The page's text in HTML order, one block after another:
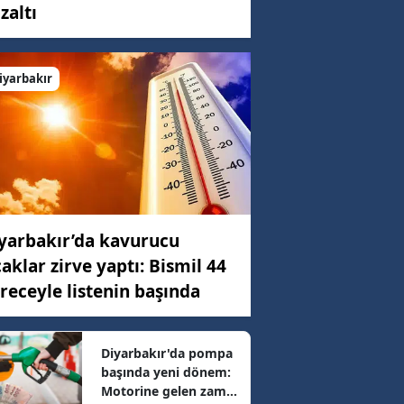
km/h
km/h
km/h
km/h
kavurucu
zirve yaptı: Bismil 44
listenin başında
Diyarbakır'da pompa
başında yeni dönem:
Motorine gelen zam